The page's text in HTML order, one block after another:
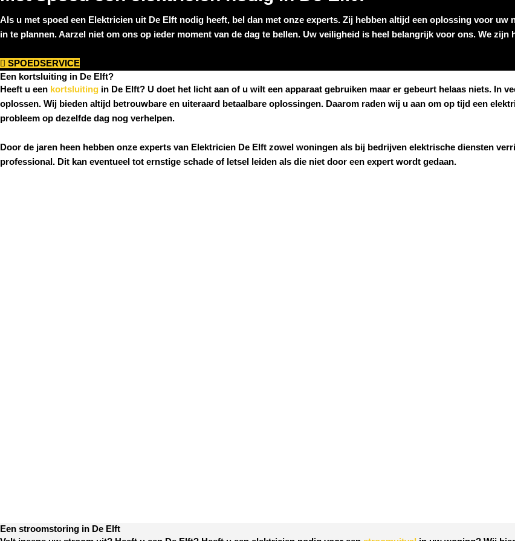
Als u met spoed een Elektricien uit De Elft nodig heeft, bel dan met onze experts. Zij hebben altijd een oplossing voor
in te plannen. Aarzel niet om ons op ieder moment van de dag te bellen. Uw veiligheid is heel belangrijk voor ons. We zijn
SPOEDSERVICE
Een kortsluiting in De Elft?
Heeft u een kortsluiting in De Elft? U doet het licht aan of u wilt een apparaat gebruiken maar er gebeurt helaas niets. In
oplossen. Wij bieden altijd betrouwbare en uiteraard betaalbare oplossingen. Daarom raden wij u aan om op tijd een
probleem op dezelfde dag nog verhelpen.
Door de jaren heen hebben onze experts van Elektricien De Elft zowel woningen als bij bedrijven elektrische diensten
professional. Dit kan eventueel tot ernstige schade of letsel leiden als die niet door een expert wordt gedaan.
Een stroomstoring in De Elft